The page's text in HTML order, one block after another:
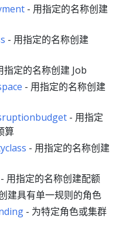
- 用指定的名称创建
- 用指定的名称创建
指定的名称创建 Job
- 用指定的名称创建
- 用指定
算
- 用指定的名称创建
- 用指定的名称创建配额
建具有单一规则的角色
- 为特定角色或集群